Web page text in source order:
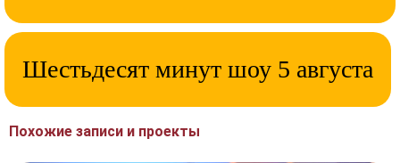
Шестьдесят минут шоу 5 августа
Похожие записи и проекты